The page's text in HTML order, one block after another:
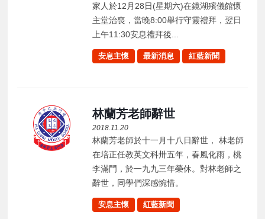
家人於12月28日(星期六)在鏡湖殯儀館懷
主堂治喪，當晚8:00舉行守靈禮拜，翌日
上午11:30安息禮拜後...
安息主懷 最新消息 紅藍新聞
林蘭芳老師辭世
2018.11.20
林蘭芳老師於十一月十八日辭世， 林老師
在培正任教英文科卅五年，春風化雨，桃
李滿門，於一九九三年榮休。對林老師之
辭世，同學們深感惋惜。
安息主懷 紅藍新聞